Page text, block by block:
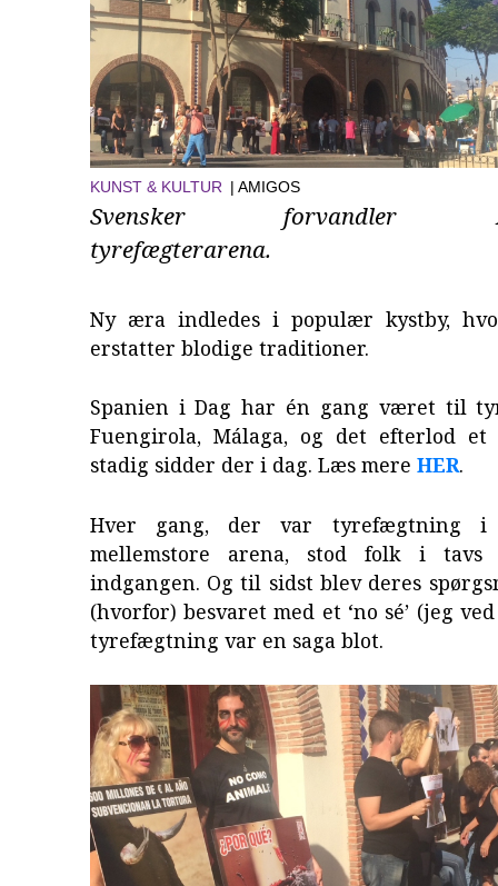
KUNST & KULTUR | AMIGOS
Svensker forvandler
tyrefægterarena.
Ny æra indledes i populær kystby,
erstatter blodige traditioner.
Spanien i Dag har én gang været til
Fuengirola, Málaga, og det efterlod
stadig sidder der i dag. Læs mere HER.
Hver gang, der var tyrefægtning i
mellemstore arena, stod folk i tavs
indgangen. Og til sidst blev deres
(hvorfor) besvaret med et ‘no sé’ (jeg
tyrefægtning var en saga blot.